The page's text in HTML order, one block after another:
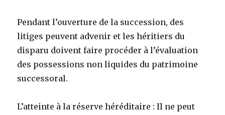
Pendant l’ouverture de la succession, des
litiges peuvent advenir et les héritiers du
disparu doivent faire procéder à l’évaluation
des possessions non liquides du patrimoine
successoral.
L’atteinte à la réserve héréditaire : Il ne peut